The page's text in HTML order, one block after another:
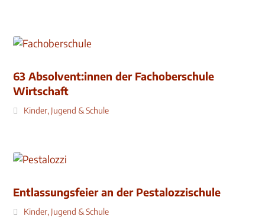
63 Absolvent:innen der Fachoberschule
Wirtschaft
Kinder, Jugend & Schule
Entlassungsfeier an der Pestalozzischule
Kinder, Jugend & Schule